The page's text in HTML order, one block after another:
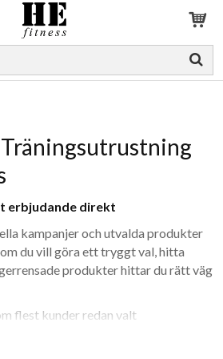
erbjudande direkt
kampanjer och utvalda produkter
du vill göra ett tryggt val, hitta
produkter hittar du rätt väg
flest kunder redan valt
till